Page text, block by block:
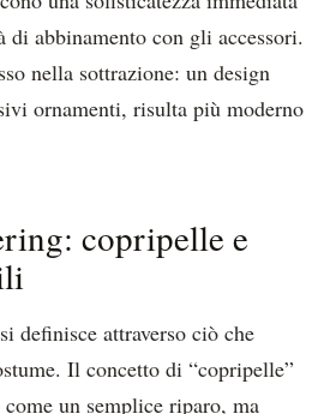
abbinamento con gli accessori.
nella sottrazione: un design
ornamenti, risulta più moderno
copripelle e
definisce attraverso ciò che
Il concetto di “copripelle”
come un semplice riparo, ma